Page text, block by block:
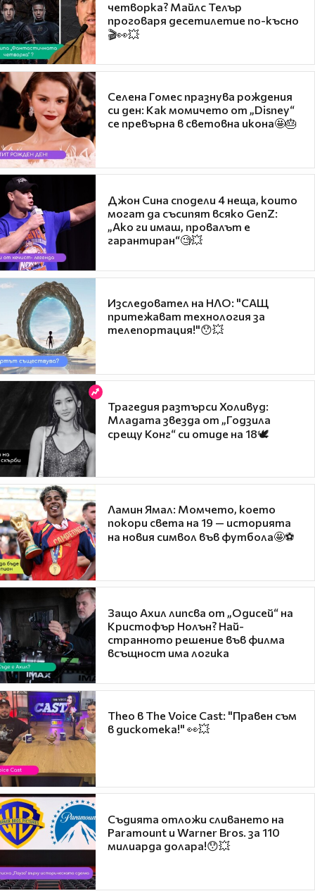
четворка? Майлс Телър
проговаря десетилетие по-късно
🎬👀💥
Селена Гомес празнува рождения
си ден: Как момичето от „Disney“
се превърна в световна икона🤩🎂
Джон Сина сподели 4 неща, които
могат да съсипят всяко GenZ:
„Ако ги имаш, провалът е
гарантиран“🧐💥
Изследовател на НЛО: "САЩ
притежават технология за
телепортация!"😯💥
Трагедия разтърси Холивуд:
Младата звезда от „Годзила
срещу Конг“ си отиде на 18🕊️
Ламин Ямал: Момчето, което
покори света на 19 — историята
на новия символ във футбола🤩⚽
Защо Ахил липсва от „Одисей“ на
Кристофър Нолън? Най-
странното решение във филма
всъщност има логика
Theo в The Voice Cast: "Правен съм
в дискотека!" 👀💥
Съдията отложи сливането на
Paramount и Warner Bros. за 110
милиарда долара!😯💥